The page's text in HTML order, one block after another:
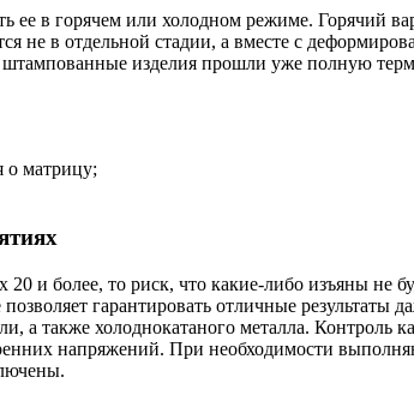
в горячем или холодном режиме. Горячий
в отдельной стадии, а вместе с
изделия прошли уже полную
о матрицу;
и более, то риск, что какие-либо изъяны не
гарантировать отличные результаты
также холоднокатаного металла. Контроль
напряжений. При необходимости